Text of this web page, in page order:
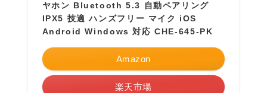
ヤホン Bluetooth 5.3 自動ペアリング
IPX5 技適 ハンズフリー マイク iOS
Android Windows 対応 CHE-645-PK
Amazon
楽天市場